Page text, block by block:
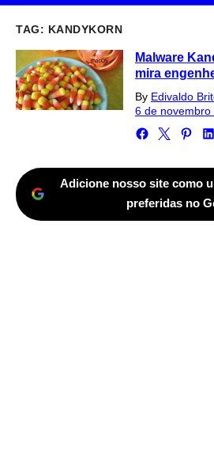
TAG: KANDYKORN
Malware
mira
By Edivaldo
6 de novembro
Adicione nosso site como
preferidas no